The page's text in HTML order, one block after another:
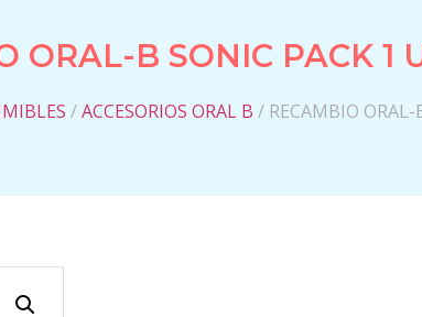
ORAL-B SONIC PACK 1
/ACCESORIOS ORAL B / RECAMBIO